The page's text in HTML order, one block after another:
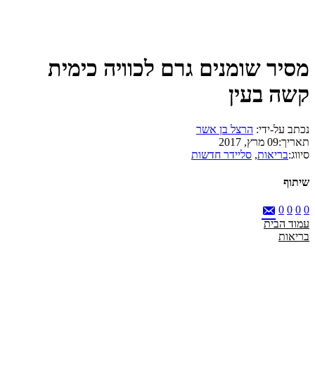
מסיר שומנים גרם לכוויה כימית
קשה בעין
נכתב על-ידי: הרצל בן אשר
תאריך:09 מרץ, 2017
סיווג:בריאות, סליידר חדשות
שיתוף
0
0
0
0
עמוד הבית
בריאות